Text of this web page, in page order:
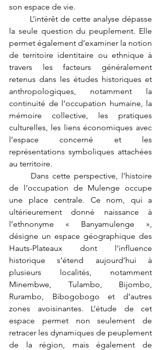
son espace de vie.
la seule question du peuplement. Elle
permet également d’examiner la notion
de territoire identitaire ou ethnique à
travers les facteurs généralement
retenus dans les études historiques et
anthropologiques, notamment la
continuité de l’occupation humaine, la
mémoire collective, les pratiques
culturelles, les liens économiques avec
l’espace concerné et les
représentations symboliques attachées
au territoire.
de l’occupation de Mulenge occupe
une place centrale. Ce nom, qui a
ultérieurement donné naissance à
l’ethnonyme « Banyamulenge »,
désigne un espace géographique des
Hauts-Plateaux dont l’influence
historique s’étend aujourd’hui à
plusieurs localités, notamment
Minembwe, Tulambo, Bijombo,
Rurambo, Bibogobogo et d’autres
zones avoisinantes. L’étude de cet
espace permet non seulement de
retracer les dynamiques de peuplement
de la région, mais également de